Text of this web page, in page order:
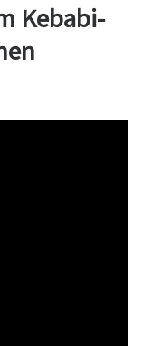
Kebabi-